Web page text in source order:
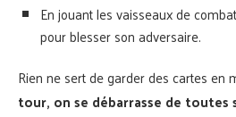
En jouant les vaisseaux de
pour blesser son adversaire.
Rien ne sert de garder des cartes en
tour, on se débarrasse de toutes